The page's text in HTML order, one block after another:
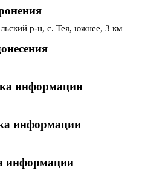
р-н, с. Тея, южнее, 3 км
информации
информации
информации